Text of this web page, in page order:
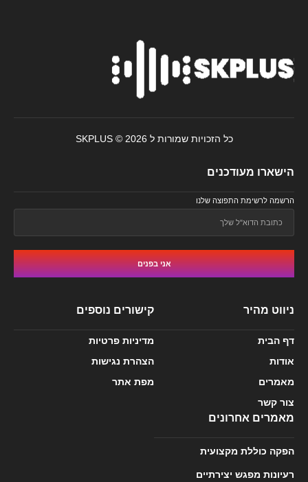
הישארו מעודכנים
הרשמה לרשימת התפוצה שלנו
אני בפנים
ניווט מהיר
דף הבית
אודות
מאמרים
צור קשר
קישורים נוספים
מדיניות פרטיות
הצהרת נגישות
מפת אתר
מאמרים אחרונים
הפקה כוללת מקצועית
רעיונות מפגש יצירתיים
כל הזכויות שמורות ל SKPLUS © 2026